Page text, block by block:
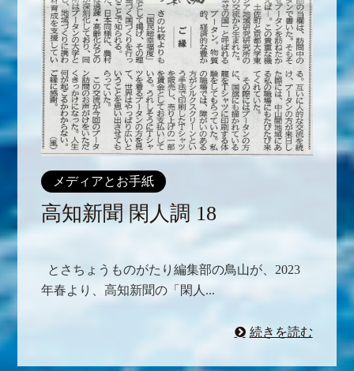
メディアとお手紙
高知新聞 閑人調 18
とさちょうものがたり編集部の鳥山が、2023
年春より、高知新聞の「閑人...
続きを読む